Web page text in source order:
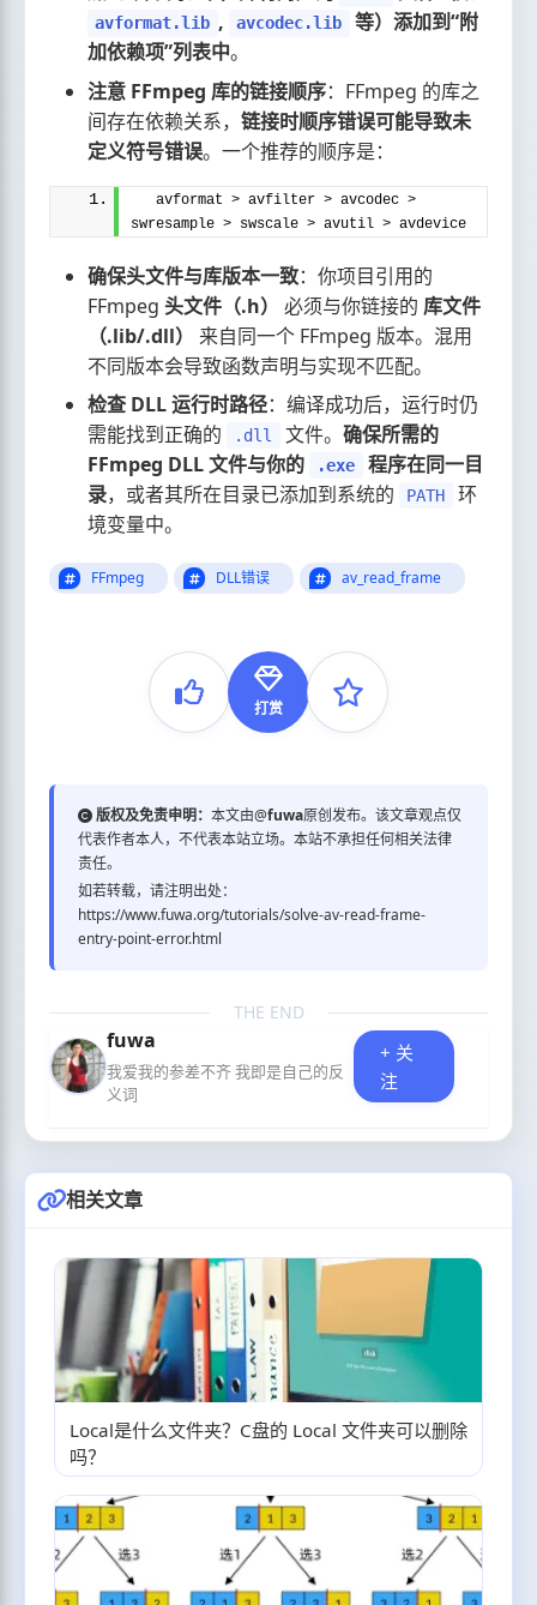
avformat.lib , avcodec.lib
等）添加到“附
加依赖项”列表中。
注意 FFmpeg 库的链接顺序：FFmpeg 的库之
间存在依赖关系， 链接时顺序错误可能导致未
定义符号错误。一个推荐的顺序是：
  avformat > avfilter > avcodec >
swresample > swscale > avutil > avdevice
确保头文件与库版本一致：你项目引用的
FFmpeg 头文件（.h） 必须与你链接的 库文件
（.lib/.dll）
来自同一个 FFmpeg 版本。混用
不同版本会导致函数声明与实现不匹配。
检查 DLL 运行时路径：编译成功后，运行时仍
需能找到正确的
.dll 文件。 确保所需的
FFmpeg DLL 文件与你的
.exe
程序在同一目
录，或者其所在目录已添加到系统的 PATH
环
境变量中。
FFmpeg DLL错误 av_read_frame
打赏
版权及免责申明： 本文由@fuwa原创发布。该文章观点仅
代表作者本人，不代表本站立场。本站不承担任何相关法律
责任。
如若转载，请注明出处：
https://www.fuwa.org/tutorials/solve-av-read-frame-
entry-point-error.html
THE END
fuwa
我爱我的参差不齐 我即是自己的反
义词
+ 关
注
相关文章
Local是什么文件夹？C盘的 Local 文件夹可以删除
吗？